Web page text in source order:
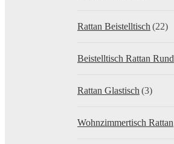
Rattan Beistelltisch (22)
Beistelltisch Rattan Rund
Rattan Glastisch (3)
Wohnzimmertisch Rattan